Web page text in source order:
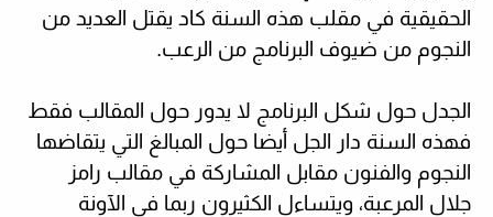
الحقيقية في مقلب هذه السنة كاد يقتل العديد من
النجوم من ضيوف البرنامج من الرعب.
الجدل حول شكل البرنامج لا يدور حول المقالب فقط
فهذه السنة دار الجل أيضا حول المبالغ التي يتقاضها
النجوم والفنون مقابل المشاركة في مقالب رامز
جلال المرعبة، ويتساءل الكثيرون ربما في الآونة